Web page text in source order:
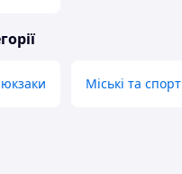
Міські та